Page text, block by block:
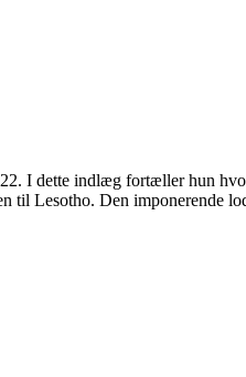
I dette indlæg fortæller hun
til Lesotho. Den imponerende